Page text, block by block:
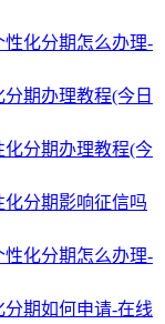
化分期怎么办理-
期办理教程(今日
分期办理教程(今
分期影响征信吗
化分期怎么办理-
期如何申请-在线